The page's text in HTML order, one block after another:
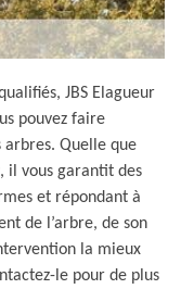
JBS Elagueur
pouvez faire
arbres. Quelle que
il vous garantit des
et répondant à
de l’arbre, de son
la mieux
le pour de plus